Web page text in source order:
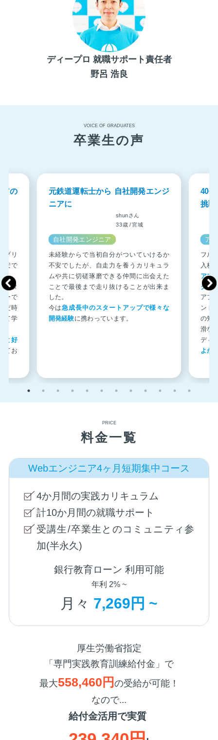
ディープロ 就職サポート責任者
野呂 浩良
VOICE OF GRADUATES
卒業生の声
アの
プリ
安で
ンタ
ーで
だ時
て学
と好
てお
元鉄道運転士から 自社開発エンジ
ニアに
shunさん
33歳 / 宮城
自社開発エンジニア
未経験からで当初自分がついていけるか
不安でしたが、自走力を養うカリキュラ
ムや共に切磋琢磨できる仲間に出会えた
ことで最後まで走り抜けることが出来ま
した。
今は急成長中のスタートアップで様々な
開発経験に携わっています。
40
挑戦
ア
フル
入校
アプ
クワ
アプ
ント
の知
滑な
ディ
よか
PRICE
料金一覧
Webエンジニア4ヶ月短期集中コース
4か月間の実践カリキュラム
計10か月間の就職サポート
受講生/卒業生とのコミュニティ参
加(半永久)
銀行教育ローン 利用可能
年利 2% ~
月々 7,269円 ~
厚生労働省指定
「専門実践教育訓練給付金」で
最大558,460円の受給が可能！
なので...
給付金活用で実質